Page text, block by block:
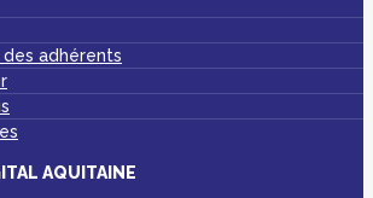
des adhérents
AQUITAINE